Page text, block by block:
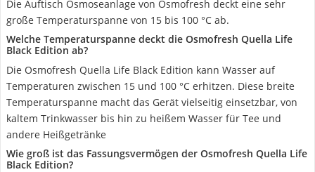
Die Auftisch Osmoseanlage von Osmofresh deckt eine sehr
große Temperaturspanne von 15 bis 100 °C ab.
Welche Temperaturspanne deckt die Osmofresh Quella Life
Black Edition ab?
Die Osmofresh Quella Life Black Edition kann Wasser auf
Temperaturen zwischen 15 und 100 °C erhitzen. Diese breite
Temperaturspanne macht das Gerät vielseitig einsetzbar, von
kaltem Trinkwasser bis hin zu heißem Wasser für Tee und
andere Heißgetränke
Wie groß ist das Fassungsvermögen der Osmofresh Quella Life
Black Edition?